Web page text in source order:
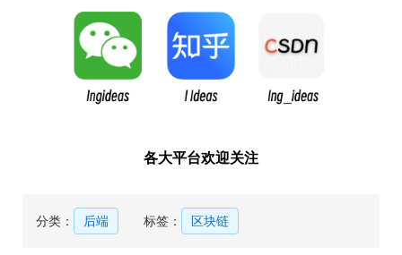
各大平台欢迎关注
分类： 后端 标签： 区块链